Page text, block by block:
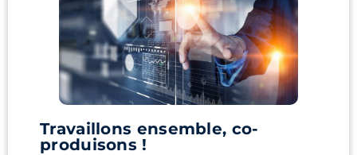
Travaillons ensemble, co-
produisons !